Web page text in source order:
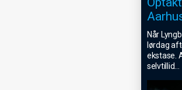
Når
lørdag
ekstase.
selvtillid...